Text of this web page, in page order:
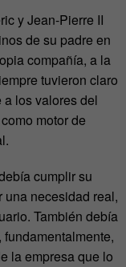
y Jean-Pierre II
de su padre en
compañía, a la
tuvieron claro
los valores del
motor de
cumplir su
una necesidad real,
También debía
la empresa que lo